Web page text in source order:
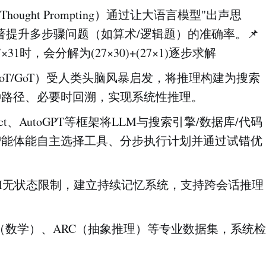
Thought Prompting）通过让大语言模型"出声思
升多步骤问题（如算术/逻辑题）的准确率。📌
时，会分解为(27×30)+(27×1)逐步求解
GoT）受人类头脑风暴启发，将推理构建为搜索
径、必要时回溯，实现系统性推理。
、AutoGPT等框架将LLM与搜索引擎/数据库/代码
体能自主选择工具、分步执行计划并通过试错优
状态限制，建立持续记忆系统，支持跨会话推理
数学）、ARC（抽象推理）等专业数据集，系统检